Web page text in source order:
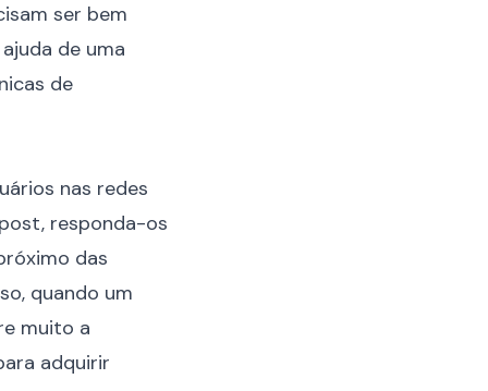
ser bem
de uma
de
nas redes
responda-os
das
quando um
muito a
adquirir